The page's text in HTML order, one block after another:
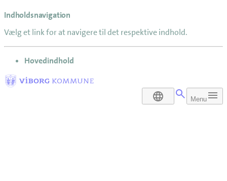
Indholdsnavigation
Vælg et link for at navigere til det respektive indhold.
gå til
Hovedindhold
DA Menu